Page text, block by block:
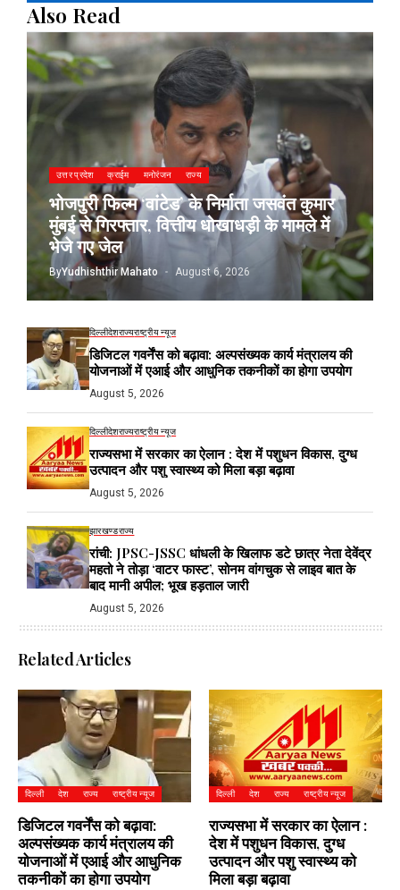
Also Read
उत्तर प्रदेश क्राईम मनोरंजन राज्य
भोजपुरी फिल्म ‘वांटेड’ के निर्माता जसवंत कुमार
मुंबई से गिरफ्तार, वित्तीय धोखाधड़ी के मामले में
भेजे गए जेल
ByYudhishthir Mahato August 6, 2026
दिल्लीदेशराज्यराष्ट्रीय न्यूज
डिजिटल गवर्नेंस को बढ़ावा: अल्पसंख्यक कार्य मंत्रालय की
योजनाओं में एआई और आधुनिक तकनीकों का होगा उपयोग
August 5, 2026
दिल्लीदेशराज्यराष्ट्रीय न्यूज
राज्यसभा में सरकार का ऐलान : देश में पशुधन विकास, दुग्ध
उत्पादन और पशु स्वास्थ्य को मिला बड़ा बढ़ावा
August 5, 2026
झारखण्डराज्य
रांची: JPSC-JSSC धांधली के खिलाफ डटे छात्र नेता देवेंद्र
महतो ने तोड़ा ‘वाटर फास्ट’, सोनम वांगचुक से लाइव बात के
बाद मानी अपील; भूख हड़ताल जारी
August 5, 2026
Related Articles
दिल्ली देश राज्य राष्ट्रीय न्यूज
डिजिटल गवर्नेंस को बढ़ावा:
अल्पसंख्यक कार्य मंत्रालय की
योजनाओं में एआई और आधुनिक
तकनीकों का होगा उपयोग
दिल्ली देश राज्य राष्ट्रीय न्यूज
राज्यसभा में सरकार का ऐलान :
देश में पशुधन विकास, दुग्ध
उत्पादन और पशु स्वास्थ्य को
मिला बड़ा बढ़ावा